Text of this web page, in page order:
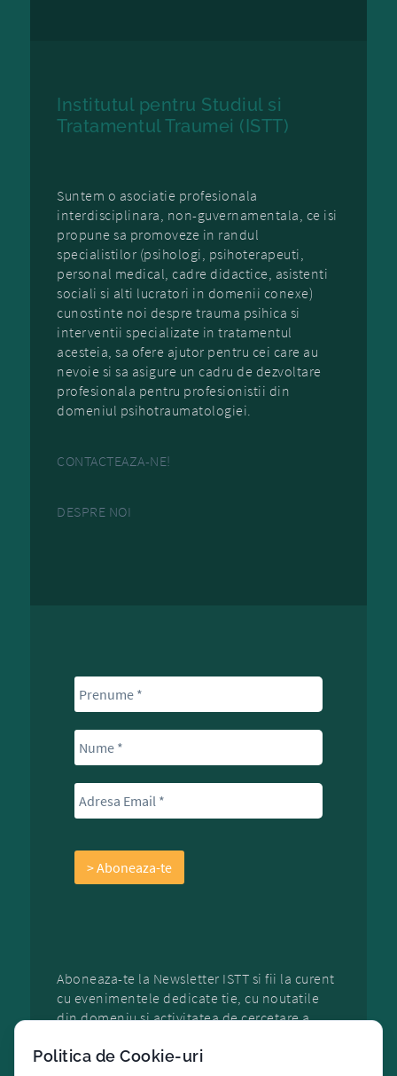
Institutul pentru Studiul si
Tratamentul Traumei (ISTT)
Suntem o asociatie profesionala
interdisciplinara, non-guvernamentala, ce isi
propune sa promoveze in randul
specialistilor (psihologi, psihoterapeuti,
personal medical, cadre didactice, asistenti
sociali si alti lucratori in domenii conexe)
cunostinte noi despre trauma psihica si
interventii specializate in tratamentul
acesteia, sa ofere ajutor pentru cei care au
nevoie si sa asigure un cadru de dezvoltare
profesionala pentru profesionistii din
domeniul psihotraumatologiei.
CONTACTEAZA-NE!
DESPRE NOI
Aboneaza-te la Newsletter ISTT si fii la curent
cu evenimentele dedicate tie, cu noutatile
din domeniu si activitatea de cercetare a
Politica de Cookie-uri